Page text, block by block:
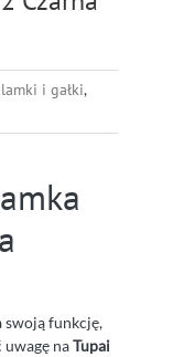
i gałki,
swoją funkcję,
naTupai